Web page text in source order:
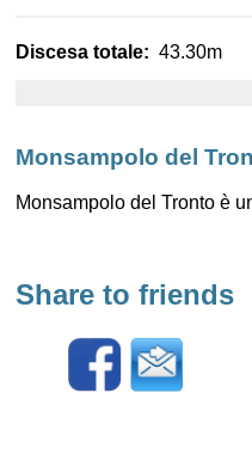
Discesa totale: 43.30m
Monsampolo del
Monsampolo del Tronto è
Share to friends